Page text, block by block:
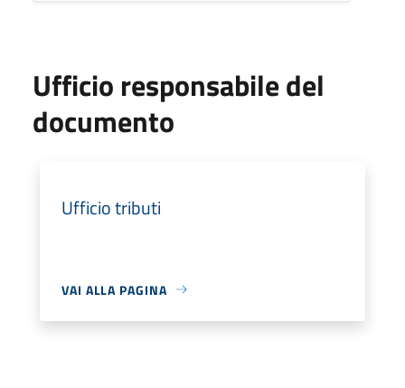
Ufficio responsabile del
documento
Ufficio tributi
VAI ALLA PAGINA